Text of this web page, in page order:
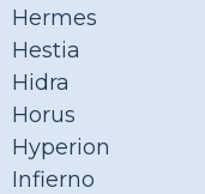
Hermes
Hestia
Hidra
Horus
Hyperion
Infierno